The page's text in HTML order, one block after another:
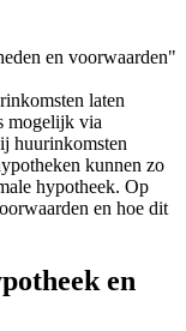
en voorwaarden"
laten
mogelijk via
huurinkomsten
kunnen zo
hypotheek. Op
en hoe dit
en